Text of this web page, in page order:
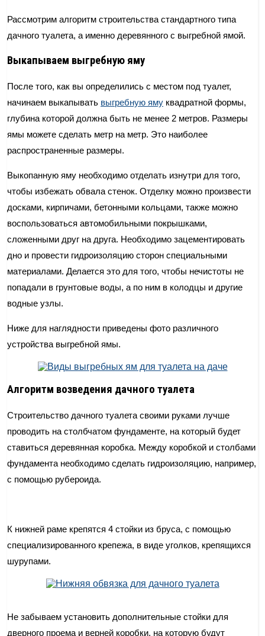
Рассмотрим алгоритм строительства стандартного типа
дачного туалета, а именно деревянного с выгребной ямой.
Выкапываем выгребную яму
После того, как вы определились с местом под туалет,
начинаем выкапывать выгребную яму квадратной формы,
глубина которой должна быть не менее 2 метров. Размеры
ямы можете сделать метр на метр. Это наиболее
распространенные размеры.
Выкопанную яму необходимо отделать изнутри для того,
чтобы избежать обвала стенок. Отделку можно произвести
досками, кирпичами, бетонными кольцами, также можно
воспользоваться автомобильными покрышками,
сложенными друг на друга. Необходимо зацементировать
дно и провести гидроизоляцию сторон специальными
материалами. Делается это для того, чтобы нечистоты не
попадали в грунтовые воды, а по ним в колодцы и другие
водные узлы.
Ниже для наглядности приведены фото различного
устройства выгребной ямы.
Алгоритм возведения дачного туалета
Строительство дачного туалета своими руками лучше
проводить на столбчатом фундаменте, на который будет
ставиться деревянная коробка. Между коробкой и столбами
фундамента необходимо сделать гидроизоляцию, например,
с помощью рубероида.
К нижней раме крепятся 4 стойки из бруса, с помощью
специализированного крепежа, в виде уголков, крепящихся
шурупами.
Не забываем установить дополнительные стойки для
дверного проема и верней коробки, на которую будут